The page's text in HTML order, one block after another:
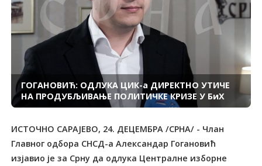
ГОГАНОВИЋ: ОДЛУКА ЦИК-а ДИРЕКТНО УТИЧЕ
НА ПРОДУБЉИВАЊЕ ПОЛИТИЧКЕ КРИЗЕ У БиХ
ИСТОЧНО САРАЈЕВО, 24. ДЕЦЕМБРА /СРНА/ - Члан
Главног одбора СНСД-а Александар Гогановић
изјавио је за Срну да одлука Централне изборне